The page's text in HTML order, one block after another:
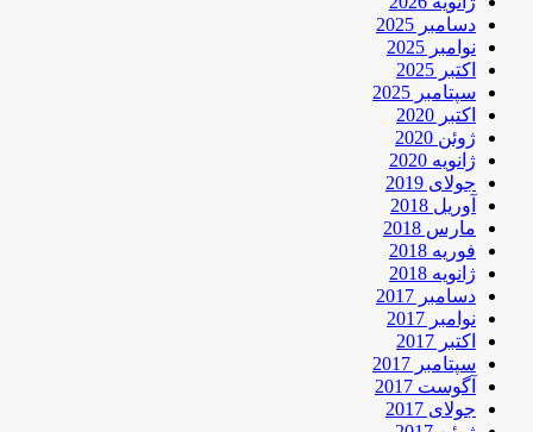
دسامبر 2025
نوامبر 2025
اکتبر 2025
سپتامبر 2025
اکتبر 2020
ژوئن 2020
ژانویه 2020
جولای 2019
آوریل 2018
مارس 2018
فوریه 2018
ژانویه 2018
دسامبر 2017
نوامبر 2017
اکتبر 2017
سپتامبر 2017
آگوست 2017
جولای 2017